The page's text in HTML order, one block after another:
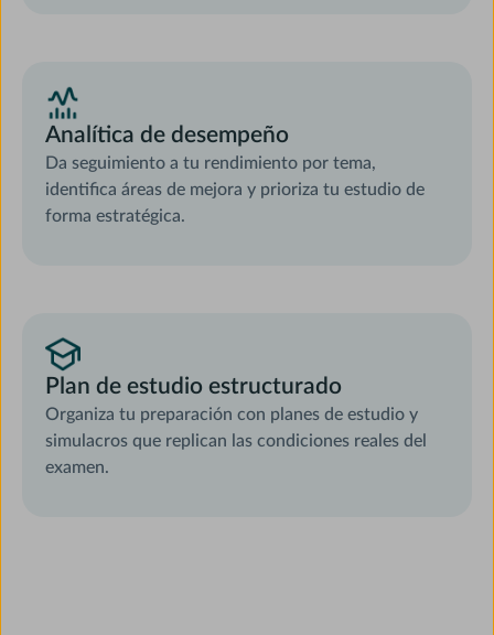
Analítica de desempeño
Da seguimiento a tu rendimiento por tema,
identifica áreas de mejora y prioriza tu estudio de
forma estratégica.
Plan de estudio estructurado
Organiza tu preparación con planes de estudio y
simulacros que replican las condiciones reales del
examen.